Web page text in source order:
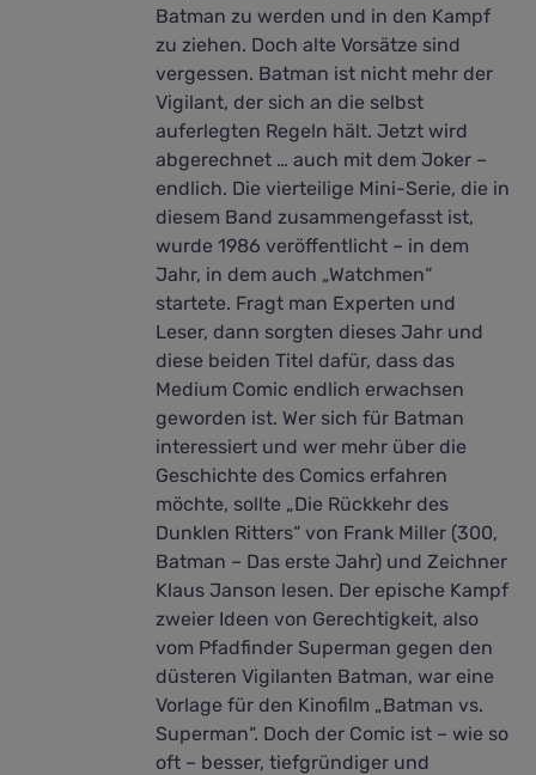
Batman zu werden und in den Kampf
zu ziehen. Doch alte Vorsätze sind
vergessen. Batman ist nicht mehr der
Vigilant, der sich an die selbst
auferlegten Regeln hält. Jetzt wird
abgerechnet … auch mit dem Joker –
endlich. Die vierteilige Mini-Serie, die in
diesem Band zusammengefasst ist,
wurde 1986 veröffentlicht – in dem
Jahr, in dem auch „Watchmen“
startete. Fragt man Experten und
Leser, dann sorgten dieses Jahr und
diese beiden Titel dafür, dass das
Medium Comic endlich erwachsen
geworden ist. Wer sich für Batman
interessiert und wer mehr über die
Geschichte des Comics erfahren
möchte, sollte „Die Rückkehr des
Dunklen Ritters“ von Frank Miller (300,
Batman – Das erste Jahr) und Zeichner
Klaus Janson lesen. Der epische Kampf
zweier Ideen von Gerechtigkeit, also
vom Pfadfinder Superman gegen den
düsteren Vigilanten Batman, war eine
Vorlage für den Kinofilm „Batman vs.
Superman“. Doch der Comic ist – wie so
oft – besser, tiefgründiger und